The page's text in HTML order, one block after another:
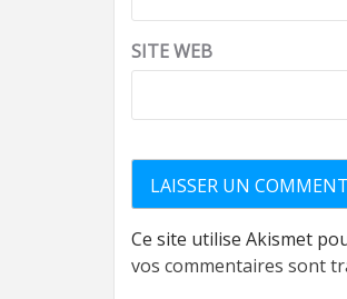
SITE WEB
Ce site utilise Akismet
vos commentaires sont